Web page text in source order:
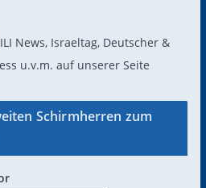
ILI News, Israeltag, Deutscher &
u.v.m. auf unserer Seite
Schirmherren zum